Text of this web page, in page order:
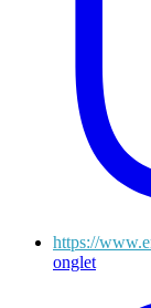
https://
onglet